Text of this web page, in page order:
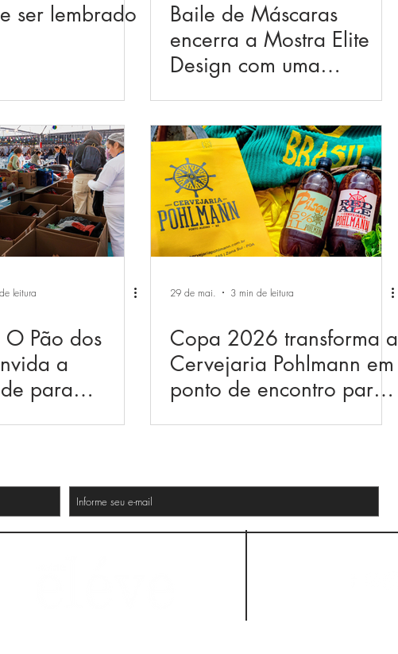
ser lembrado
Baile de Máscaras
encerra a Mostra Elite
Design com uma
experiências
leitura
O Pão dos
a
para
29 de mai. 3 min de leitura
Copa 2026 transforma a
Cervejaria Pohlmann em
ponto de encontro para